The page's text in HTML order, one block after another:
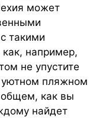
может
такими
например,
не упустите
уютном пляжном
как вы
найдет